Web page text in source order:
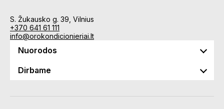
S. Žukausko g. 39, Vilnius
+370 641 61 111
info@orokondicionieriai.lt
Nuorodos
Dirbame